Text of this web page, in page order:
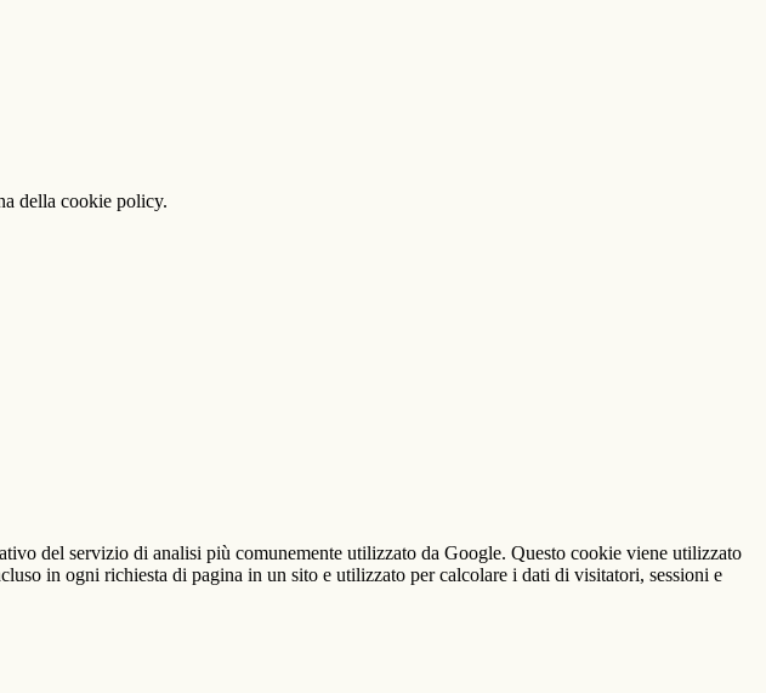
della cookie policy.
del servizio di analisi più comunemente utilizzato da Google. Questo cookie viene utilizzato
in ogni richiesta di pagina in un sito e utilizzato per calcolare i dati di visitatori, sessioni e